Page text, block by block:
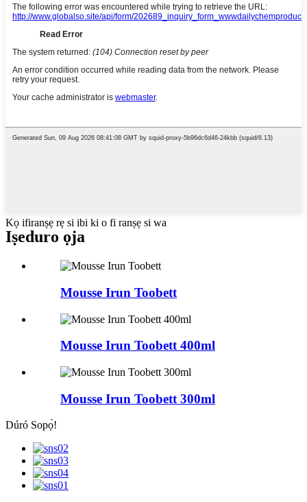
Kọ ifiranṣẹ rẹ si ibi ki o fi ranṣẹ si wa
Iṣeduro ọja
Mousse Irun Toobett
Mousse Irun Toobett 400ml
Mousse Irun Toobett 300ml
Dúró Sopọ̀!